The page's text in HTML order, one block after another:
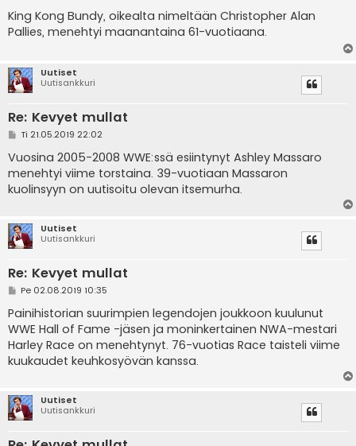
e
s
t
King Kong Bundy, oikealta nimeltään Christopher Alan
Pallies, menehtyi maanantaina 61-vuotiaana.
Uutiset
Uutisankkuri
Re: Kevyet mullat
V
e
s
t
i
Ti 21.05.2019 22:02
Vuosina 2005-2008 WWE:ssä esiintynyt Ashley Massaro
menehtyi viime torstaina. 39-vuotiaan Massaron
kuolinsyyn on uutisoitu olevan itsemurha.
Uutiset
Uutisankkuri
Re: Kevyet mullat
V
e
s
t
i
Pe 02.08.2019 10:35
Painihistorian suurimpien legendojen joukkoon kuulunut
WWE Hall of Fame -jäsen ja moninkertainen NWA-mestari
Harley Race on menehtynyt. 76-vuotias Race taisteli viime
kuukaudet keuhkosyövän kanssa.
Uutiset
Uutisankkuri